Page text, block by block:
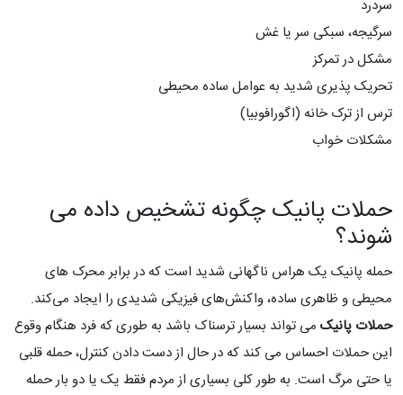
سردرد
سرگیجه، سبکی سر یا غش
مشکل در تمرکز
تحریک پذیری شدید به عوامل ساده محیطی
ترس از ترک خانه (اگورافوبیا)
مشکلات خواب
حملات پانیک چگونه تشخیص داده می
شوند؟
حمله پانیک یک هراس ناگهانی شدید است که در برابر محرک های
محیطی و ظاهری ساده، واکنش‌های فیزیکی شدیدی را ایجاد می‌کند.
حملات پانیک می تواند بسیار ترسناک باشد به طوری که فرد هنگام وقوع
این حملات احساس می کند که در حال از دست دادن کنترل، حمله قلبی
یا حتی مرگ است. به طور کلی بسیاری از مردم فقط یک یا دو بار حمله